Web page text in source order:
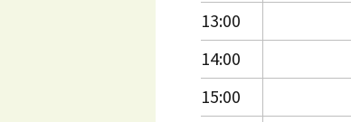
13:00
14:00
15:00